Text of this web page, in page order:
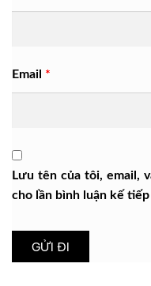
Email *
Lưu tên của tôi, email,
cho lần bình luận kế